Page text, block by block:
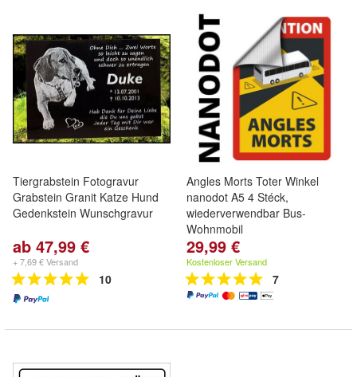
Tiergrabstein Fotogravur
Grabstein Granit Katze Hund
Gedenkstein Wunschgravur
ab 47,99 €
+ 7,69 € Versand
10
Angles Morts Toter Winkel
nanodot A5 4 Stéck,
wiederverwendbar Bus-
Wohnmobil
29,99 €
Kostenloser Versand
7